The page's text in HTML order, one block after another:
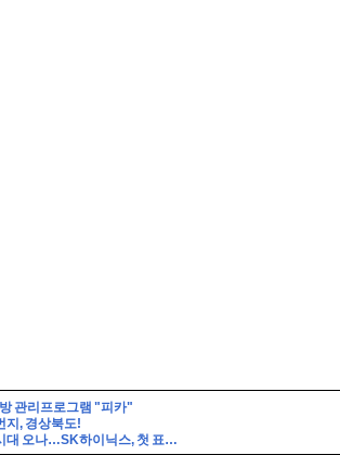
관리프로그램 "피카"
지, 경상북도!
HBM 이어 HBF 시대 오나…SK하이닉스, 첫 표준규격 공개